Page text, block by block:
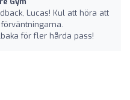
Lucas! Kul att höra att
för fler hårda pass!